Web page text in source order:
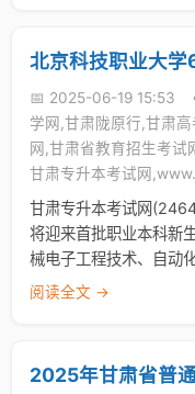
北京科技职业大
📅 2025-06-19 15:53
学网,甘肃陇原行,甘肃
网,甘肃省教育招生考试
甘肃专升本考试网
甘肃专升本考试网
将迎来首批职业本科新
械电子工程技术、自动
阅读全文 →
2025年甘肃省普